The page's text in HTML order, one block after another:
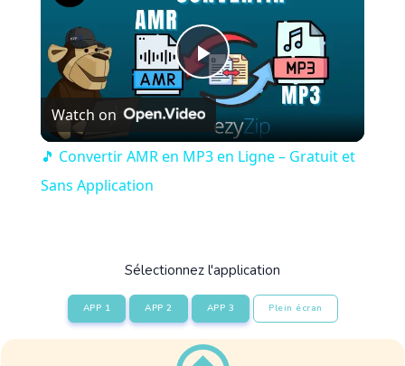
Play
Video
Watch on
🎵 Convertir AMR en MP3 en Ligne – Gratuit et
Sans Application
Sélectionnez l'application
APP 1 APP 2 APP 3 Plein écran